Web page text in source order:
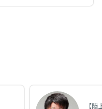
【陸